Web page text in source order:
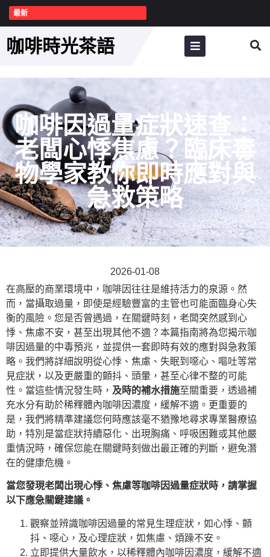
最新
咖啡時光茶語
咖啡因過量症狀速查：
老闆心悸焦慮？臨床毒
物學家教你即時應對與
急救策略
2026-01-08
在高壓的商業環境中，咖啡因往往是維持活力的泉源。然
而，當攝取過量，即使是經驗豐富的主管也可能面臨身心失
衡的風險。您是否曾遇過，在關鍵時刻，老闆突然感到心
悸、焦慮不安，甚至出現其他不適？本篇指南將為您揭示咖
啡因過量的中毒預兆，並提供一套即時有效的應對與急救策
略。我們將詳細說明從心悸、焦慮、失眠到噁心、嘔吐等常
見症狀，以及更嚴重的顫抖、頭暈，甚至心律不整的可能
性。當這些情況發生時， 及時的補水措施至關重要，透過補
充水分有助於稀釋體內咖啡因濃度，緩解不適。更重要的
是，我們將精準建議您何時應該毫不猶豫地尋求專業醫療協
助，特別是當症狀持續惡化、出現胸痛、呼吸困難或其他嚴
重情況時，確保您能在關鍵時刻做出最正確的判斷，避免潛
在的健康危機。
當您發現老闆出現心悸、焦慮等咖啡因過量症狀時，請掌握
以下應急關鍵建議。
觀察並辨識咖啡因過量的常見生理症狀，如心悸、顫
抖、噁心，及心理症狀，如焦慮、煩躁不安。
立即提供大量飲水，以稀釋體內咖啡因濃度，緩解不適